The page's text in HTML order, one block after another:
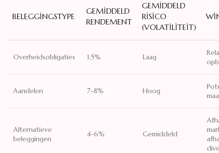
BELEGGINGSTYPE
GEMIDDELD
RENDEMENT
GEMIDDELD
RISICO
(VOLATILITEIT)
Overheidsobligaties 1.5% Laag
Aandelen 7-8% Hoog
Alternatieve
beleggingen
4-6% Gemiddeld